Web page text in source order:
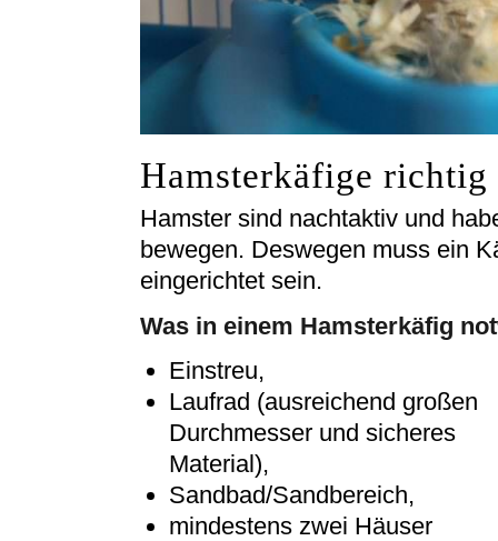
Hamsterkäfige
Hamster sind nachtaktiv und
bewegen. Deswegen muss ein
eingerichtet sein.
Was in einem Hamsterkäfig
Einstreu,
Laufrad (ausreichend großen
Durchmesser und sicheres
Material),
Sandbad/Sandbereich,
mindestens zwei Häuser